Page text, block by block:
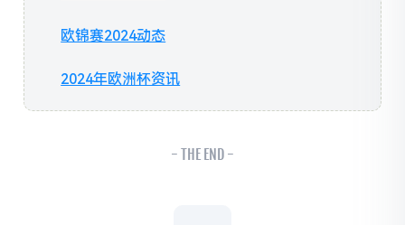
欧锦赛2024动态
2024年欧洲杯资讯
- THE END -